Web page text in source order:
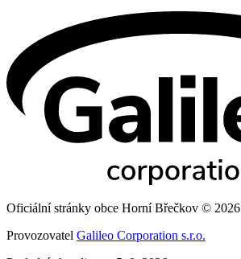
Oficiální stránky obce Horní Břečkov © 2026
Provozovatel Galileo Corporation s.r.o.